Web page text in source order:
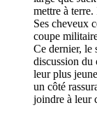
mettre à
Ses cheveux
coupe
Ce dernier, le
discussion du
leur plus
un côté
joindre à leur